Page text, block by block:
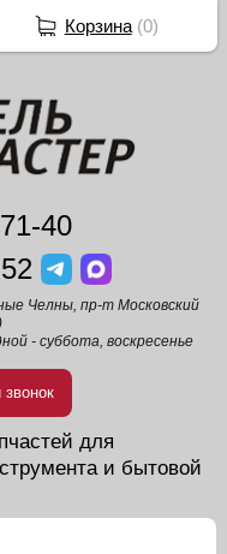
40
Челны, пр-т Московский
- суббота, воскресенье
звонок
для
и бытовой
Корзина(0)